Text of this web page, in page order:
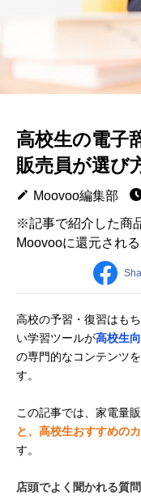
高校生の電子
販売員が選び
Moovoo編集部
※記事で紹介した商
Moovooに還元され
高校の予習・復習はも
い学習ツールが高校生
の専門的なコンテンツ
す。
この記事では、家電量
と、高校生おすすめの
す。
店頭でよく聞かれる質問